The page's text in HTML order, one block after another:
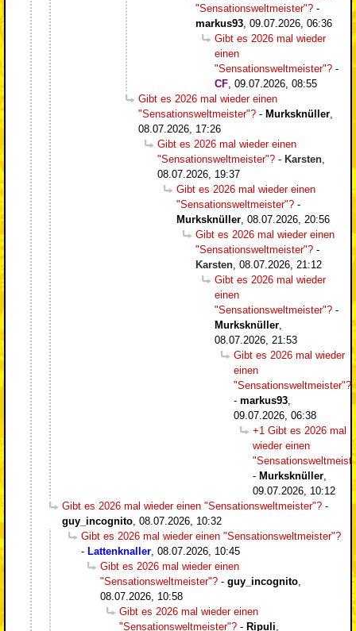
"Sensationsweltmeister"? -
markus93 09.07.2026, 06:36
Gibt es 2026 mal wieder
einen
"Sensationsweltmeister"? -
CF 09.07.2026, 08:55
Gibt es 2026 mal wieder einen
"Sensationsweltmeister"? - Murksknüller
08.07.2026, 17:26
Gibt es 2026 mal wieder einen
"Sensationsweltmeister"? - Karsten
08.07.2026, 19:37
Gibt es 2026 mal wieder einen
"Sensationsweltmeister"? -
Murksknüller 08.07.2026, 20:56
Gibt es 2026 mal wieder einen
"Sensationsweltmeister"? -
Karsten 08.07.2026, 21:12
Gibt es 2026 mal wieder
einen
"Sensationsweltmeister"? -
Murksknüller
08.07.2026, 21:53
Gibt es 2026 mal wieder
einen
"Sensationsweltmeister"?
- markus93
09.07.2026, 06:38
+1 Gibt es 2026 mal
wieder einen
- Murksknüller
09.07.2026, 10:12
Gibt es 2026 mal wieder einen "Sensationsweltmeister"? -
guy_incognito 08.07.2026, 10:32
Gibt es 2026 mal wieder einen "Sensationsweltmeister"?
- Lattenknaller 08.07.2026, 10:45
Gibt es 2026 mal wieder einen
"Sensationsweltmeister"? - guy_incognito
08.07.2026, 10:58
Gibt es 2026 mal wieder einen
"Sensationsweltmeister"? - Ripuli